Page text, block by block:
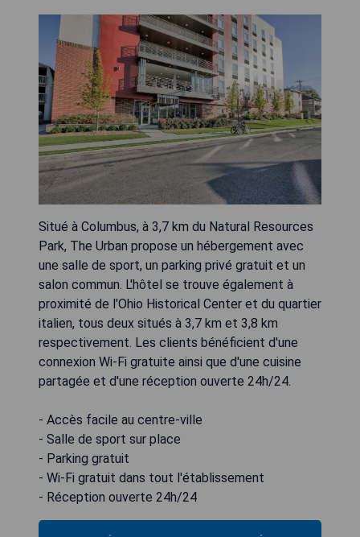
Situé à Columbus, à 3,7 km du Natural Resources
Park, The Urban propose un hébergement avec
une salle de sport, un parking privé gratuit et un
salon commun. L'hôtel se trouve également à
proximité de l'Ohio Historical Center et du quartier
italien, tous deux situés à 3,7 km et 3,8 km
respectivement. Les clients bénéficient d'une
connexion Wi-Fi gratuite ainsi que d'une cuisine
partagée et d'une réception ouverte 24h/24.
- Accès facile au centre-ville
- Salle de sport sur place
- Parking gratuit
- Wi-Fi gratuit dans tout l'établissement
- Réception ouverte 24h/24